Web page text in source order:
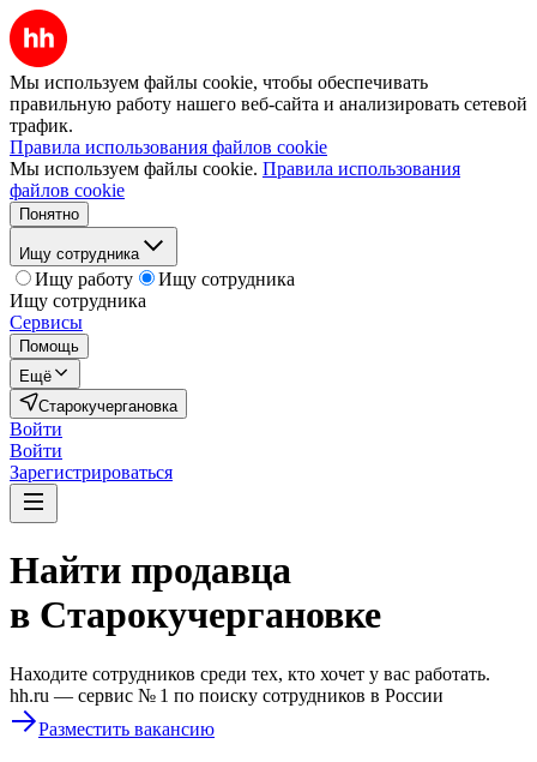
Мы используем файлы cookie, чтобы обеспечивать
правильную работу нашего веб-сайта и анализировать сетевой
трафик.
Правила использования файлов cookie
Мы используем файлы cookie. Правила использования
файлов cookie
Понятно
Ищу сотрудника
Ищу работу
Ищу сотрудника
Ищу сотрудника
Сервисы
Помощь
Ещё
Старокучергановка
Войти
Войти
Зарегистрироваться
Найти продавца
в Старокучергановке
Находите сотрудников среди тех, кто хочет у вас работать.
hh.ru — сервис № 1 по поиску сотрудников в России
Разместить вакансию